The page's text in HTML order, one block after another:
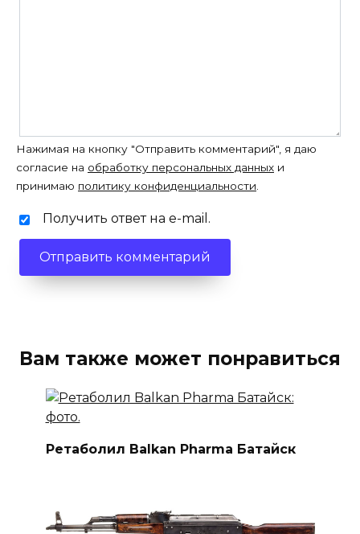
Нажимая на кнопку "Отправить комментарий", я даю
согласие на обработку персональных данных и
принимаю политику конфиденциальности.
Получить ответ на e-mail.
Вам также может понравиться
Ретаболил Balkan Pharma Батайск